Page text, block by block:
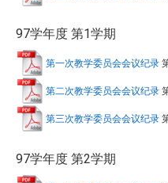
97学年度 第1学期
第一次教学委员会会议纪录
第二次教学委员会会议纪录
第三次教学委员会会议纪录
97学年度 第2学期